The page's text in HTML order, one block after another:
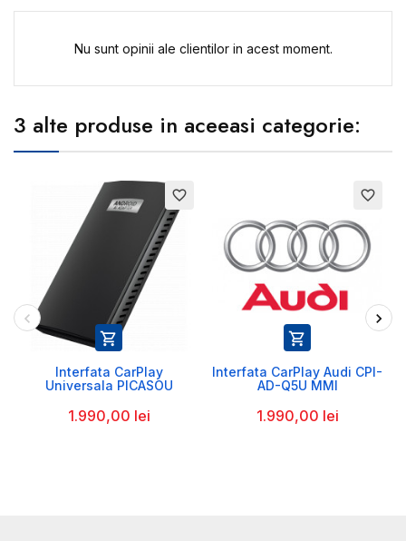
Nu sunt opinii ale clientilor in acest moment.
3 alte produse in aceeasi categorie:
favorite_border

Interfata CarPlay
Universala PICASOU
1.990,00 lei
favorite_border

Interfata CarPlay Audi CPI-
AD-Q5U MMI
1.990,00 lei